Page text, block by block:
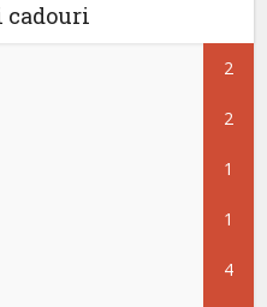
cadouri
2
2
1
1
4